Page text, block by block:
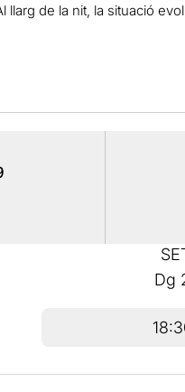
de la nit, la situació
Dg